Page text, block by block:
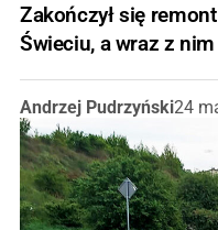
Zakończył się
Świeciu, a wraz z
Andrzej Pudrzyński24